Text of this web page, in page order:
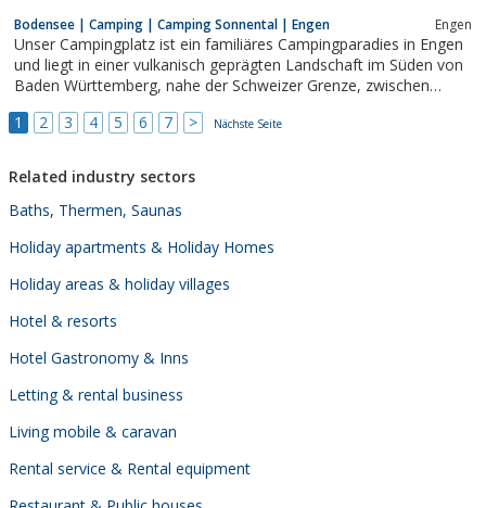
Südbaden mit Werkstatt und Zubehör befindet sich im
Dreiländereck in unmittelbarer Grenznähe von Basel und zur...
Bodensee | Camping | Camping Sonnental | Engen Engen
Unser Campingplatz ist ein familiäres Campingparadies in Engen
und liegt in einer vulkanisch geprägten Landschaft im Süden von
Baden Württemberg, nahe der Schweizer Grenze, zwischen
Campen und Erholen kommen!Ihr Camping Sonnental-Team
1 2 3 4 5 6 7 > Nächste Seite
Related industry sectors
Baths, Thermen, Saunas
Holiday apartments & Holiday Homes
Holiday areas & holiday villages
Hotel & resorts
Hotel Gastronomy & Inns
Letting & rental business
Living mobile & caravan
Rental service & Rental equipment